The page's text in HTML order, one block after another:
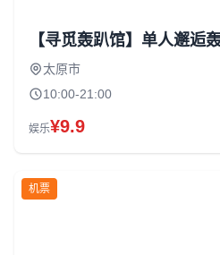
【寻觅轰趴馆】单人邂逅
太原市
10:00-21:00
娱乐¥9.9
机票